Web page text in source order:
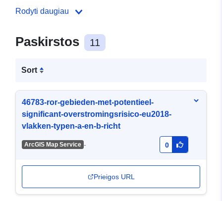
Rodyti daugiau
Paskirstos 11
Sort
46783-ror-gebieden-met-potentieel-
significant-overstromingsrisico-eu2018-
vlakken-typen-a-en-b-richt
ArcGIS Map Service - 0
Prieigos URL